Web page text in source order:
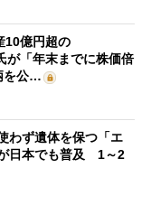
10億円超の
が「年末までに株価倍
を公…
わず遺体を保つ「エ
日本でも普及 1～2